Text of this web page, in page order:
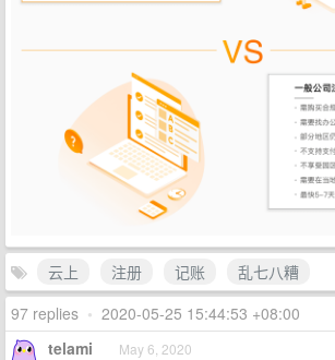
云上 注册 记账
乱七八糟
97 replies • 2020-05-25 15:44:53 +08:00
telami May 6, 2020